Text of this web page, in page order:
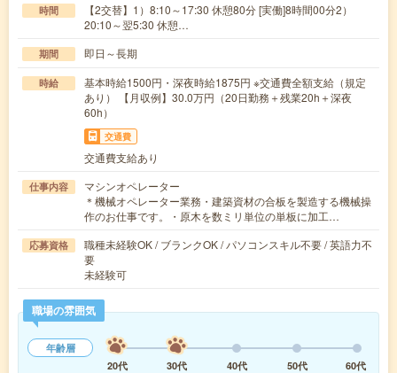
時間
【2交替】1）8:10～17:30 休憩80分 [実働]8時間00分2）
20:10～翌5:30 休憩…
期間 即日～長期
時給
基本時給1500円・深夜時給1875円 ※交通費全額支給（規定
あり） 【月収例】30.0万円（20日勤務＋残業20h＋深夜
60h）
交通費
交通費支給あり
仕事内容
マシンオペレーター
＊機械オペレーター業務・建築資材の合板を製造する機械操
作のお仕事です。・原木を数ミリ単位の単板に加工…
応募資格
職種未経験OK / ブランクOK / パソコンスキル不要 / 英語力不
要
未経験可
職場の雰囲気
年齢層
20代
30代 40代 50代
60代